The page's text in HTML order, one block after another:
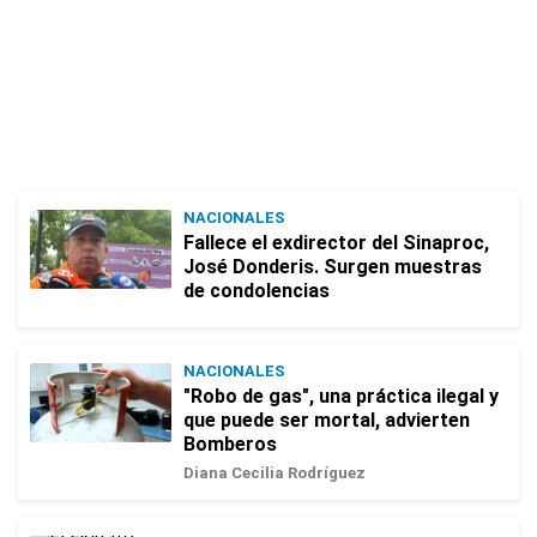
NACIONALES
Fallece el exdirector del Sinaproc,
José Donderis. Surgen muestras
de condolencias
NACIONALES
"Robo de gas", una práctica ilegal y
que puede ser mortal, advierten
Bomberos
Diana Cecilia Rodríguez